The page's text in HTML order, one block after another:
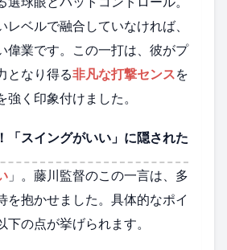
レベルで融合していなければ、
偉業です。この一打は、彼がプ
となり得る非凡な打撃センスを
く印象付けました。
「スイングがいい」に隠された
」。藤川監督のこの一言は、多
を抱かせました。具体的なポイ
下の点が挙げられます。